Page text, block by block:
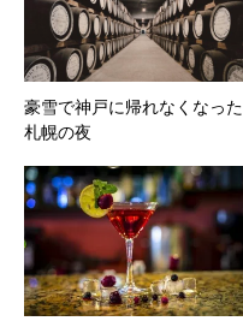
豪雪で神戸に帰れなくなった
札幌の夜